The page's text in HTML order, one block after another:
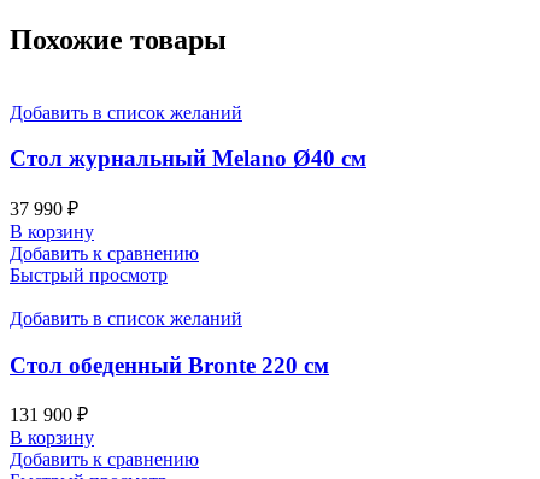
Похожие товары
Добавить в список желаний
Стол журнальный Melano Ø40 см
37 990 ₽
В корзину
Добавить к сравнению
Быстрый просмотр
Добавить в список желаний
Стол обеденный Bronte 220 см
131 900 ₽
В корзину
Добавить к сравнению